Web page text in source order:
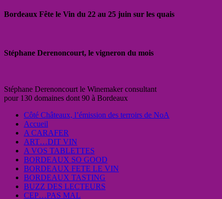
Bordeaux Fête le Vin du 22 au 25 juin sur les quais
Stéphane Derenoncourt, le vigneron du mois
Stéphane Derenoncourt le Winemaker consultant
pour 130 domaines dont 90 à Bordeaux
Côté Châteaux, l’émission des terroirs de NoA
Accueil
A CARAFER
ART…DIT VIN
A VOS TABLETTES
BORDEAUX SO GOOD
BORDEAUX FETE LE VIN
BORDEAUX TASTING
BUZZ DES LECTEURS
CEP…PAS MAL